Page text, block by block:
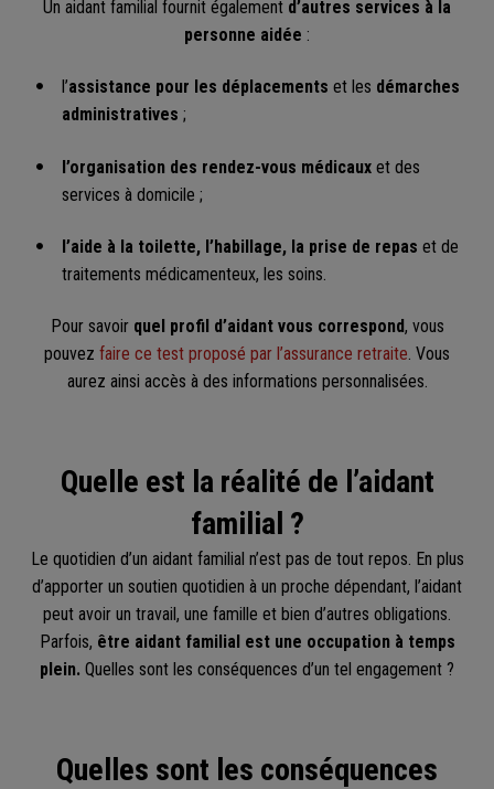
Un aidant familial fournit également d’autres services à la
personne aidée :
l’assistance pour les déplacements et les démarches
administratives ;
l’organisation des rendez-vous médicaux et des
services à domicile ;
l’aide à la toilette, l’habillage, la prise de repas et de
traitements médicamenteux, les soins.
Pour savoir quel profil d’aidant vous correspond, vous
pouvez faire ce test proposé par l’assurance retraite . Vous
aurez ainsi accès à des informations personnalisées.
Quelle est la réalité de l’aidant
familial ?
Le quotidien d’un aidant familial n’est pas de tout repos. En plus
d’apporter un soutien quotidien à un proche dépendant, l’aidant
peut avoir un travail, une famille et bien d’autres obligations.
Parfois, être aidant familial est une occupation à temps
plein. Quelles sont les conséquences d’un tel engagement ?
Quelles sont les conséquences